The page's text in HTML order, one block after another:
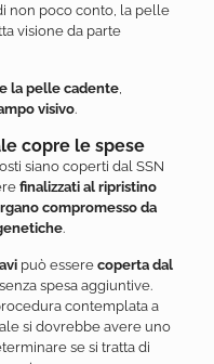
non poco conto, la pelle
visione da parte
la pelle cadente,
visivo.
copre le spese
siano coperti dal SSN
finalizzati al ripristino
compromesso da
.
può essere coperta dal
spesa aggiuntive.
contemplata a
si dovrebbe avere uno
se si tratta di